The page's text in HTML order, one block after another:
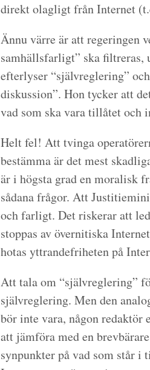
direkt olagligt från Internet
Ännu värre är att regeringen
samhällsfarligt” ska filtreras,
efterlyser “självreglering”
diskussion”. Hon tycker att
vad som ska vara tillåtet och
Helt fel! Att tvinga
bestämma är det mest
är i högsta grad en moralisk
sådana frågor. Att
och farligt. Det riskerar att
stoppas av övernitiska
hotas yttrandefriheten på
Att tala om “självreglering”
självreglering. Men den
bör inte vara, någon
att jämföra med en
synpunkter på vad som står